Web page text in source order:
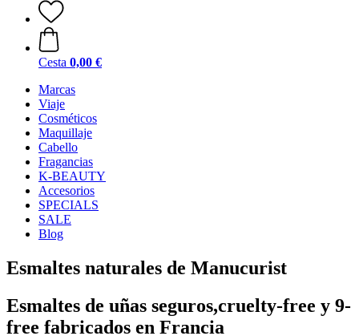
Cesta 0,00 €
Marcas
Viaje
Cosméticos
Maquillaje
Cabello
Fragancias
K-BEAUTY
Accesorios
SPECIALS
SALE
Blog
Esmaltes naturales de Manucurist
Esmaltes de uñas seguros,cruelty-free y 9-
free fabricados en Francia